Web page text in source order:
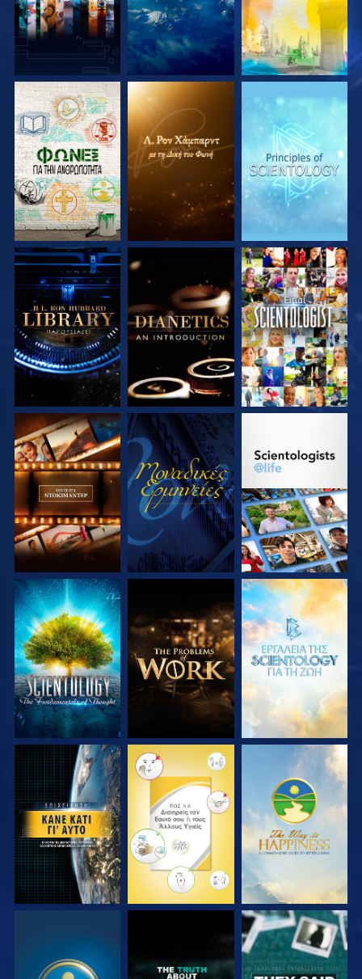
ΕΞΕΡΕΥΝΗΣΤΕ ΤΗ
ΣΕΙΡΑ
ΕΞΕΡΕΥΝΗΣΤΕ ΤΗ
ΣΕΙΡΑ
ΕΞΕΡΕΥΝΗΣΤΕ ΤΗ
ΣΕΙΡΑ
ΕΞΕΡΕΥΝΗΣΤΕ ΤΗ
ΣΕΙΡΑ
ΕΞΕΡΕΥΝΗΣΤΕ ΤΗ
ΣΕΙΡΑ
ΠΑΡΑΚΟΛΟΥΘΗΣΤΕ
ΕΞΕΡΕΥΝΗΣΤΕ ΤΗ
ΣΕΙΡΑ
ΠΑΡΑΚΟΛΟΥΘΗΣΤΕ
ΕΞΕΡΕΥΝΗΣΤΕ ΤΗ
ΕΞΕΡΕΥΝΗΣΤΕ ΤΗ
ΣΕΙΡΑ
ΕΞΕΡΕΥΝΗΣΤΕ ΤΗ
ΣΕΙΡΑ
ΕΞΕΡΕΥΝΗΣΤΕ ΤΗ
ΣΕΙΡΑ
ΠΑΡΑΚΟΛΟΥΘΗΣΤΕ ΠΑΡΑΚΟΛΟΥΘΗΣΤΕ ΠΑΡΑΚΟΛΟΥΘΗΣΤΕ
ΠΑΡΑΚΟΛΟΥΘΗΣΤΕ ΠΑΡΑΚΟΛΟΥΘΗΣΤΕ ΠΑΡΑΚΟΛΟΥΘΗΣΤΕ